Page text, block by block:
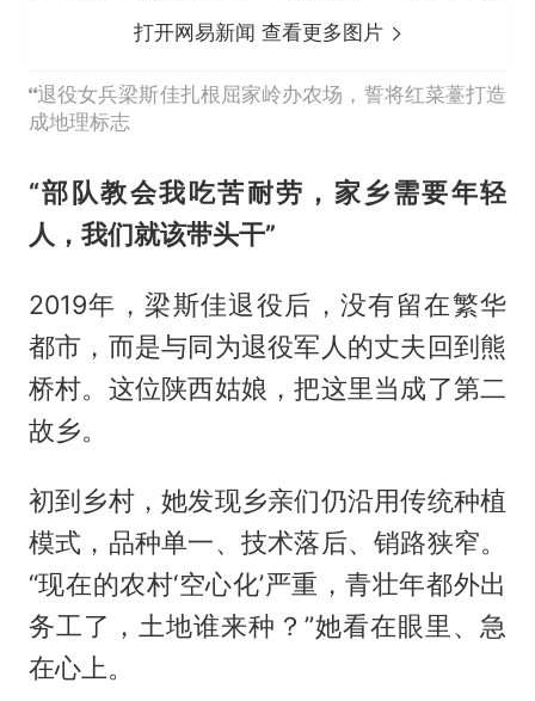
打开网易新闻 查看更多图片
退役女兵梁斯佳扎根屈家岭办农场，誓将红菜薹打造
成地理标志
“部队教会我吃苦耐劳，家乡需要年轻
人，我们就该带头干”
2019年，梁斯佳退役后，没有留在繁华
都市，而是与同为退役军人的丈夫回到熊
桥村。这位陕西姑娘，把这里当成了第二
故乡。
初到乡村，她发现乡亲们仍沿用传统种植
模式，品种单一、技术落后、销路狭窄。
“现在的农村‘空心化’严重，青壮年都外出
务工了，土地谁来种？”她看在眼里、急
在心上。